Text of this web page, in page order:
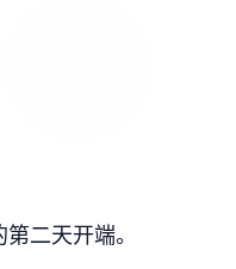
二天开端。